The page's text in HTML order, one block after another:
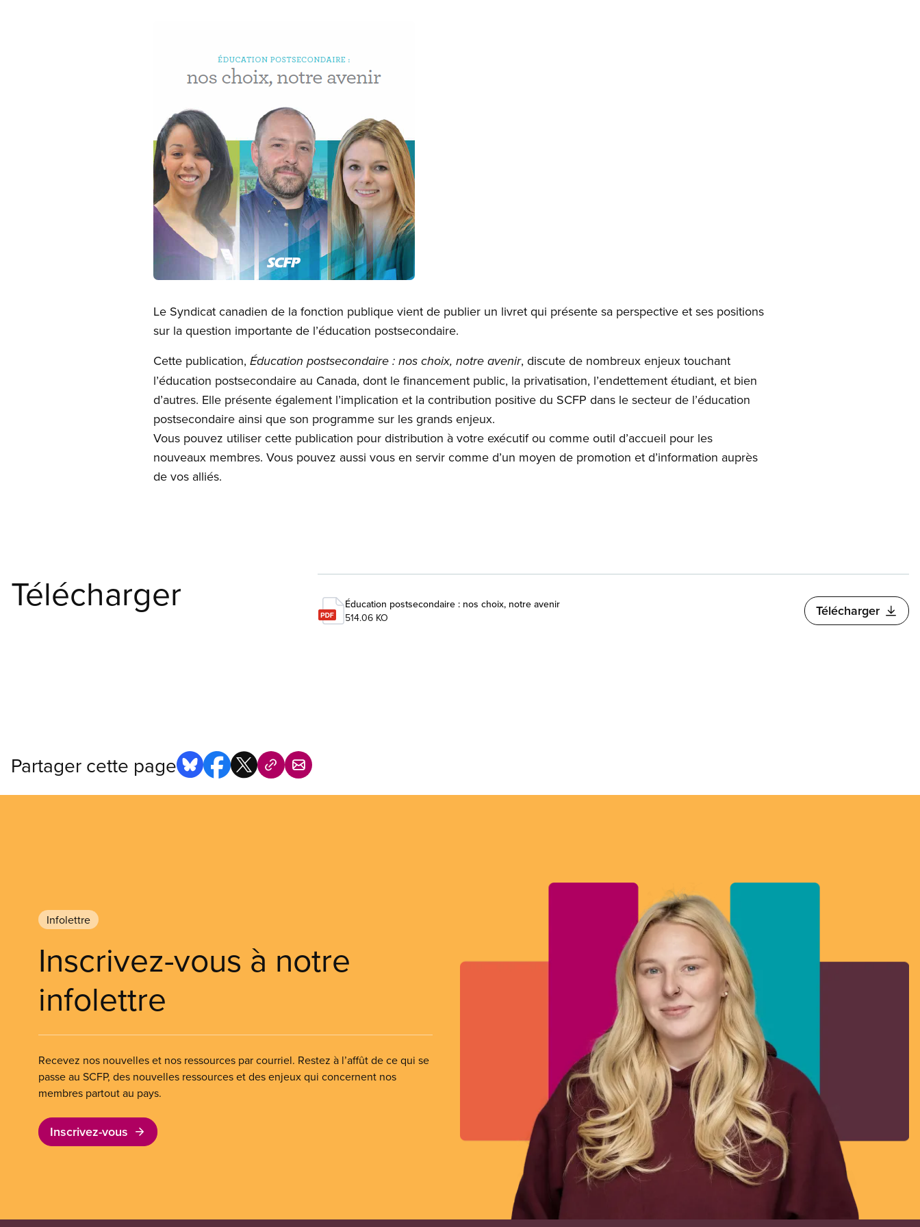
Le Syndicat canadien de la fonction publique vient de publier un livret qui présente sa perspective et ses positions
sur la question importante de l’éducation postsecondaire.
Cette publication, Éducation postsecondaire : nos choix, notre avenir, discute de nombreux enjeux touchant
l’éducation postsecondaire au Canada, dont le financement public, la privatisation, l’endettement étudiant, et bien
d’autres. Elle présente également l’implication et la contribution positive du SCFP dans le secteur de l’éducation
postsecondaire ainsi que son programme sur les grands enjeux.
Vous pouvez utiliser cette publication pour distribution à votre exécutif ou comme outil d’accueil pour les
nouveaux membres. Vous pouvez aussi vous en servir comme d’un moyen de promotion et d’information auprès
de vos alliés.
Télécharger
Éducation postsecondaire : nos choix, notre avenir
514.06 KO
Télécharger
Partager cette page
Infolettre
Inscrivez-vous à notre
infolettre
Recevez nos nouvelles et nos ressources par courriel. Restez à l’affût de ce qui se
passe au SCFP, des nouvelles ressources et des enjeux qui concernent nos
membres partout au pays.
Inscrivez-vous